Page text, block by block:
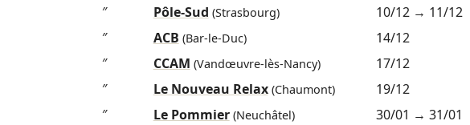
″
Pôle-Sud (Strasbourg) 10/12→ 11/12
″ ACB (Bar-le-Duc) 14/12
″ CCAM (Vandœuvre-lès-Nancy) 17/12
″ Le Nouveau Relax(Chaumont) 19/12
″ Le Pommier(Neuchâtel) 30/01 → 31/01